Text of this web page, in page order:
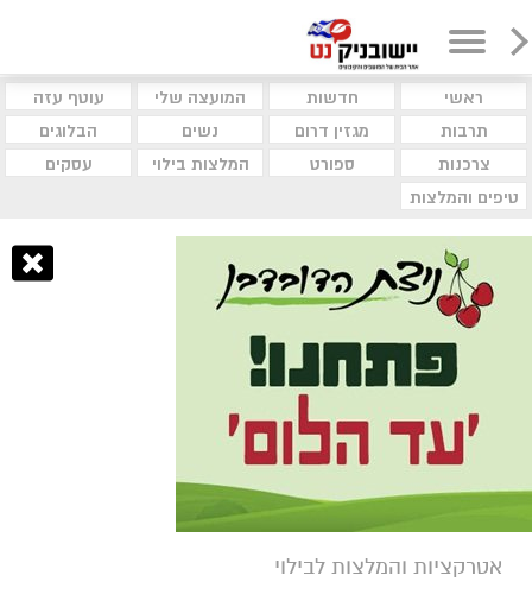
ראשי חדשות המועצה שלי
עוטף עזה
תרבות
מגזין דרום נשים
הבלוגים
צרכנות
ספורט המלצות בילוי
עסקים
טיפים והמלצות
אטרקציות והמלצות לבילוי